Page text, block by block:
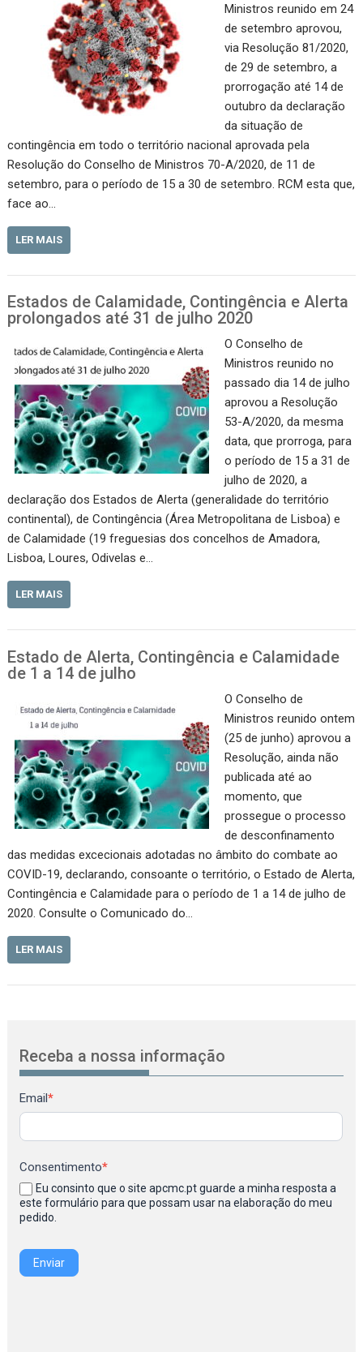
Ministros reunido em 24
de setembro aprovou,
via Resolução 81/2020,
de 29 de setembro, a
prorrogação até 14 de
outubro da declaração
da situação de
contingência em todo o território nacional aprovada pela
Resolução do Conselho de Ministros 70-A/2020, de 11 de
setembro, para o período de 15 a 30 de setembro. RCM esta que,
face ao…
LER MAIS
Estados de Calamidade, Contingência e Alerta
prolongados até 31 de julho 2020
O Conselho de
Ministros reunido no
passado dia 14 de julho
aprovou a Resolução
53-A/2020, da mesma
data, que prorroga, para
o período de 15 a 31 de
julho de 2020, a
declaração dos Estados de Alerta (generalidade do território
continental), de Contingência (Área Metropolitana de Lisboa) e
de Calamidade (19 freguesias dos concelhos de Amadora,
Lisboa, Loures, Odivelas e…
LER MAIS
Estado de Alerta, Contingência e Calamidade
de 1 a 14 de julho
O Conselho de
Ministros reunido ontem
(25 de junho) aprovou a
Resolução, ainda não
publicada até ao
momento, que
prossegue o processo
de desconfinamento
das medidas excecionais adotadas no âmbito do combate ao
COVID-19, declarando, consoante o território, o Estado de Alerta,
Contingência e Calamidade para o período de 1 a 14 de julho de
2020. Consulte o Comunicado do…
LER MAIS
Receba a nossa informação
Newsletter
Email*
Consentimento*
Eu consinto que o site apcmc.pt guarde a minha resposta a
este formulário para que possam usar na elaboração do meu
pedido.
Enviar